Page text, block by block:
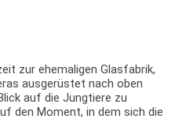
zur ehemaligen Glasfabrik,
ausgerüstet nach oben
auf die Jungtiere zu
den Moment, in dem sich die